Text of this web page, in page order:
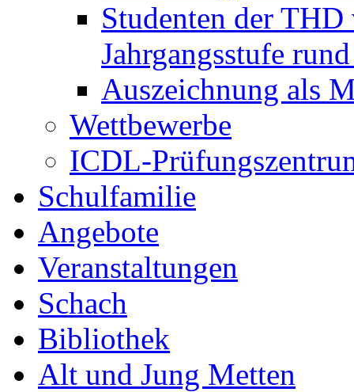
Studenten der
Jahrgangsstufe
Auszeichnung als
Wettbewerbe
ICDL-
Schulfamilie
Angebote
Veranstaltungen
Schach
Bibliothek
Alt und Jung Metten